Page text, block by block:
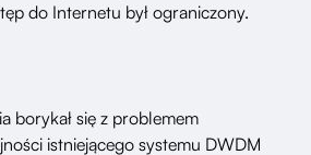
do Internetu był ograniczony.
borykał się z problemem
istniejącego systemu DWDM